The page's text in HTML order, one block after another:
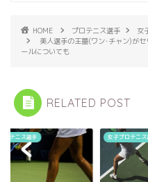
HOME プロテニス選手
女
美人選手の王薔(ワン･チャン)が
ールについても
RELATED POST
ロテニス選手 女子プロテニス